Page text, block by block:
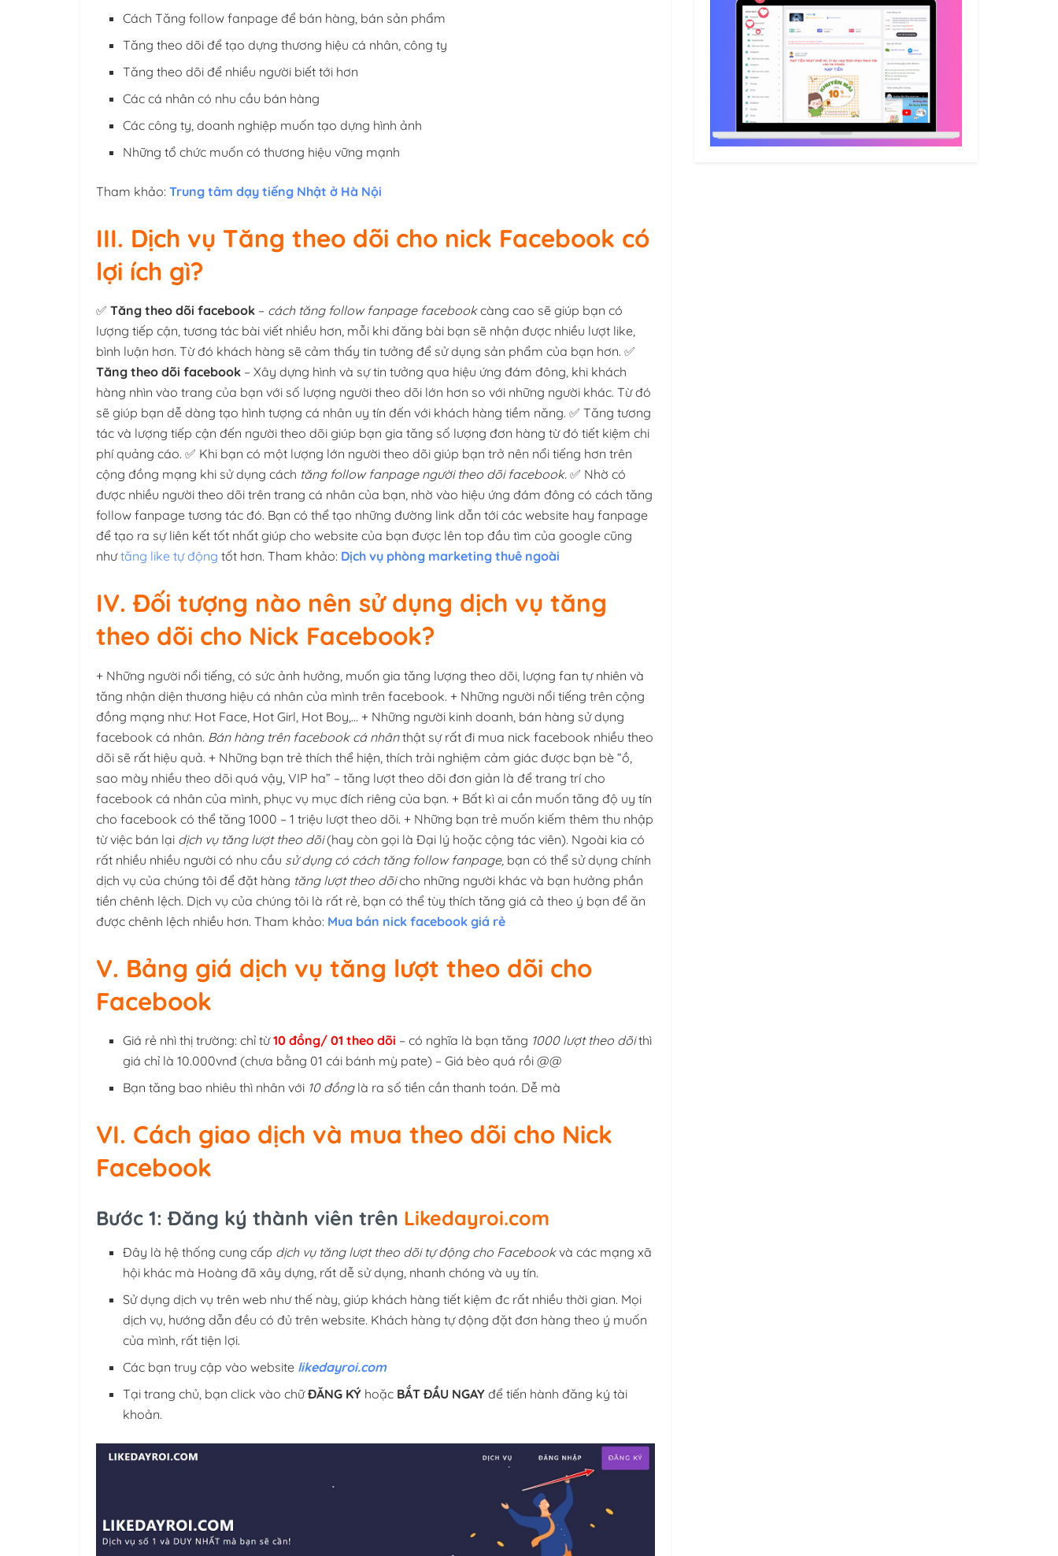
Cách Tăng follow fanpage để bán hàng, bán sản phẩm
Tăng theo dõi để tạo dựng thương hiệu cá nhân, công ty
Tăng theo dõi để nhiều người biết tới hơn
Các cá nhân có nhu cầu bán hàng
Các công ty, doanh nghiệp muốn tạo dựng hình ảnh
Những tổ chức muốn có thương hiệu vững mạnh
Tham khảo: Trung tâm dạy tiếng Nhật ở Hà Nội
III. Dịch vụ Tăng theo dõi cho nick Facebook có
lợi ích gì?
✅ Tăng theo dõi facebook – cách tăng follow fanpagefacebookcàng cao sẽ giúp bạn có
lượng tiếp cận, tương tác bài viết nhiều hơn, mỗi khi đăng bài bạn sẽ nhận được nhiều lượt like,
bình luận hơn. Từ đó khách hàng sẽ cảm thấy tin tưởng để sử dụng sản phẩm của bạn hơn. ✅
Tăng theo dõi facebook – Xây dựng hình và sự tin tưởng qua hiệu ứng đám đông, khi khách
hàng nhìn vào trang của bạn với số lượng người theo dõi lớn hơn so với những người khác. Từ đó
sẽ giúp bạn dễ dàng tạo hình tượng cá nhân uy tín đến với khách hàng tiềm năng. ✅ Tăng tương
tác và lượng tiếp cận đến người theo dõi giúp bạn gia tăng số lượng đơn hàng từ đó tiết kiệm chi
phí quảng cáo. ✅ Khi bạn có một lượng lớn người theo dõi giúp bạn trở nên nổi tiếng hơn trên
cộng đồng mạng khi sử dụng cách tăng follow fanpage người theo dõi facebook. ✅ Nhờ có
được nhiều người theo dõi trên trang cá nhân của bạn, nhờ vào hiệu ứng đám đông có cách tăng
follow fanpage tương tác đó. Bạn có thể tạo những đường link dẫn tới các website hay fanpage
để tạo ra sự liên kết tốt nhất giúp cho website của bạn được lên top đầu tìm của google cũng
nhưtăng like tự động tốt hơn. Tham khảo: Dịch vụ phòng marketing thuê ngoài
IV. Đối tượng nào nên sử dụng dịch vụ tăng
theo dõi cho Nick Facebook?
+ Những người nổi tiếng, có sức ảnh hưởng, muốn gia tăng lượng theo dõi, lượng fan tự nhiên và
tăng nhận diện thương hiệu cá nhân của mình trên facebook. + Những người nổi tiếng trên cộng
đồng mạng như: Hot Face, Hot Girl, Hot Boy,… + Những người kinh doanh, bán hàng sử dụng
facebook cá nhân. Bán hàng trên facebook cá nhânthật sự rất đi mua nick facebook nhiều theo
dõi sẽ rất hiệu quả. + Những bạn trẻ thích thể hiện, thích trải nghiệm cảm giác được bạn bè “ồ,
sao mày nhiều theo dõi quá vậy, VIP ha” – tăng lượt theo dõi đơn giản là để trang trí cho
facebook cá nhân của mình, phục vụ mục đích riêng của bạn. + Bất kì ai cần muốn tăng độ uy tín
cho facebook có thể tăng 1000 – 1 triệu lượt theo dõi. + Những bạn trẻ muốn kiếm thêm thu nhập
từ việc bán lại dịch vụ tăng lượt theo dõi(hay còn gọi là Đại lý hoặc cộng tác viên). Ngoài kia có
rất nhiều nhiều người có nhu cầu sử dụng có cách tăng follow fanpage, bạn có thể sử dụng chính
dịch vụ của chúng tôi để đặt hàng tăng lượt theo dõicho những người khác và bạn hưởng phần
tiền chênh lệch. Dịch vụ của chúng tôi là rất rẻ, bạn có thể tùy thích tăng giá cả theo ý bạn để ăn
được chênh lệch nhiều hơn. Tham khảo: Mua bán nick facebook giá rẻ
V. Bảng giá dịch vụ tăng lượt theo dõi cho
Facebook
Giá rẻ nhì thị trường: chỉ từ10 đồng/ 01 theo dõi – có nghĩa là bạn tăng 1000 lượt theo dõithì
giá chỉ là 10.000vnđ (chưa bằng 01 cái bánh mỳ pate) – Giá bèo quá rồi @@
Bạn tăng bao nhiêu thì nhân với 10 đồnglà ra số tiền cần thanh toán. Dễ mà
VI. Cách giao dịch và mua theo dõi cho Nick
Facebook
Bước 1: Đăng ký thành viên trên Likedayroi.com
Đây là hệ thống cung cấp dịch vụ tăng lượt theo dõi tự động cho Facebookvà các mạng xã
hội khác mà Hoàng đã xây dựng, rất dễ sử dụng, nhanh chóng và uy tín.
Sử dụng dịch vụ trên web như thế này, giúp khách hàng tiết kiệm đc rất nhiều thời gian. Mọi
dịch vụ, hướng dẫn đều có đủ trên website. Khách hàng tự động đặt đơn hàng theo ý muốn
của mình, rất tiện lợi.
Các bạn truy cập vào website likedayroi.com
Tại trang chủ, bạn click vào chữĐĂNG KÝ hoặc BẮT ĐẦU NGAY để tiến hành đăng ký tài
khoản.